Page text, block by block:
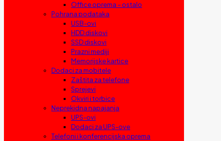
Office oprema – ostalo
Pohrana podataka
USB-ovi
HDD diskovi
SSD diskovi
Prazni mediji
Memorijske kartice
Dodaci za mobitele
Zaštita za telefone
Sprejevi
Okviri i torbice
Neprekidna napajanja
UPS-ovi
Dodaci za UPS-ove
Telefoni i konferencijska oprema